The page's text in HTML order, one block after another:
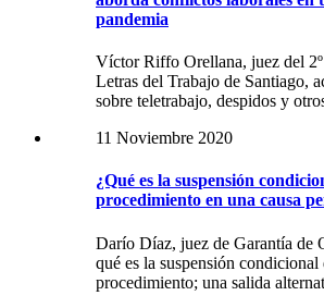
pandemia
Víctor Riffo Orellana, juez del
Letras del Trabajo de Santiago,
sobre teletrabajo, despidos y
11 Noviembre 2020
¿Qué es la suspensión
procedimiento en una causa
Darío Díaz, juez de Garantía de
qué es la suspensión condicional
procedimiento; una salida